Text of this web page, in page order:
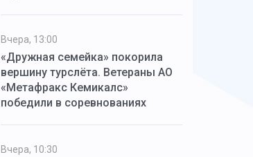
Вчера, 13:00
«Дружная семейка» покорила
вершину турслёта. Ветераны АО
«Метафракс Кемикалс»
победили в соревнованиях
Вчера, 10:30